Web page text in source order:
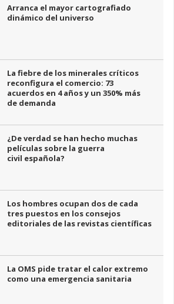
Arranca el mayor cartografiado
dinámico del universo
La fiebre de los minerales críticos
reconfigura el comercio: 73
acuerdos en 4 años y un 350% más
de demanda
¿De verdad se han hecho muchas
películas sobre la guerra
civil española?
Los hombres ocupan dos de cada
tres puestos en los consejos
editoriales de las revistas científicas
La OMS pide tratar el calor extremo
como una emergencia sanitaria